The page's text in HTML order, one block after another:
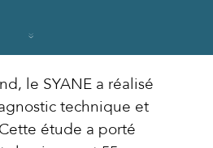
le SYANE a réalisé
technique et
étude a porté